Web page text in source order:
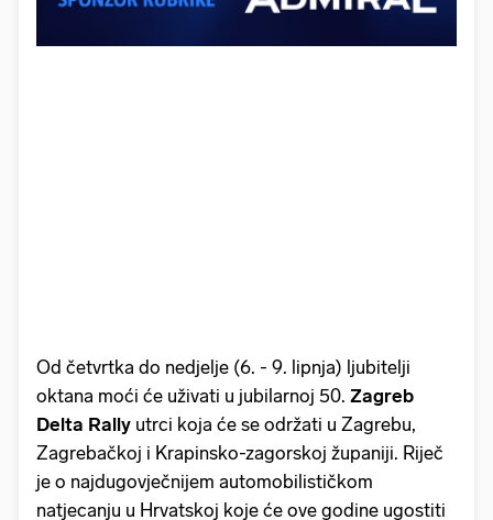
Od četvrtka do nedjelje (6. - 9. lipnja) ljubitelji
oktana moći će uživati u jubilarnoj 50. Zagreb
Delta Rally utrci koja će se održati u Zagrebu,
Zagrebačkoj i Krapinsko-zagorskoj županiji. Riječ
je o najdugovječnijem automobilističkom
natjecanju u Hrvatskoj koje će ove godine ugostiti